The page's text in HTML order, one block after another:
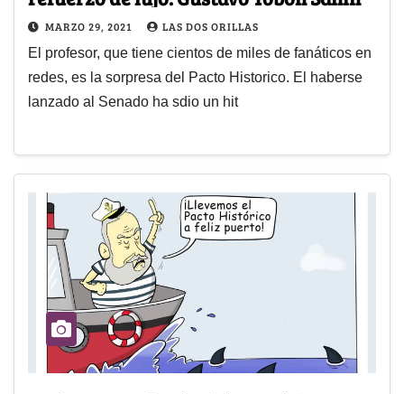
MARZO 29, 2021 LAS DOS ORILLAS
El profesor, que tiene cientos de miles de fanáticos en
redes, es la sorpresa del Pacto Historico. El haberse
lanzado al Senado ha sdio un hit